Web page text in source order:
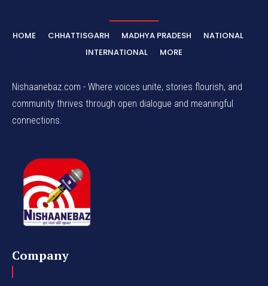
HOME CHHATTISGARH MADHYA PRADESH
NATIONAL
INTERNATIONAL
MORE
Nishaanebaz.com - Where voices unite, stories flourish, and
community thrives through open dialogue and meaningful
connections.
Company